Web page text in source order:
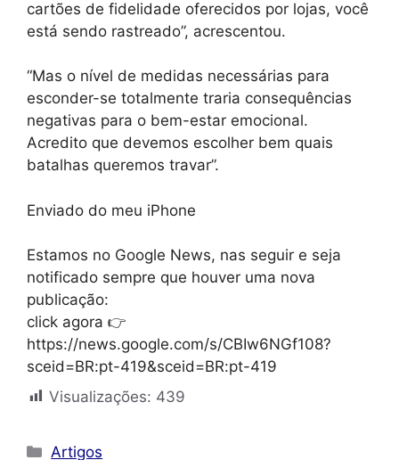
cartões de fidelidade oferecidos por lojas, você
está sendo rastreado”, acrescentou.
“Mas o nível de medidas necessárias para
esconder-se totalmente traria consequências
negativas para o bem-estar emocional.
Acredito que devemos escolher bem quais
batalhas queremos travar”.
Enviado do meu iPhone
Estamos no Google News, nas seguir e seja
notificado sempre que houver uma nova
publicação:
click agora 👉
https://news.google.com/s/CBIw6NGf108?
sceid=BR:pt-419&sceid=BR:pt-419
Visualizações: 439
Categorias
Artigos